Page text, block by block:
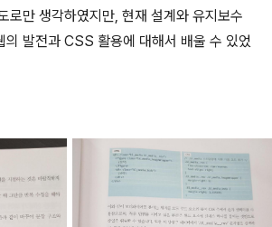
로만 생각하였지만, 현재 설계와 유지보수
의 발전과 CSS 활용에 대해서 배울 수 있었